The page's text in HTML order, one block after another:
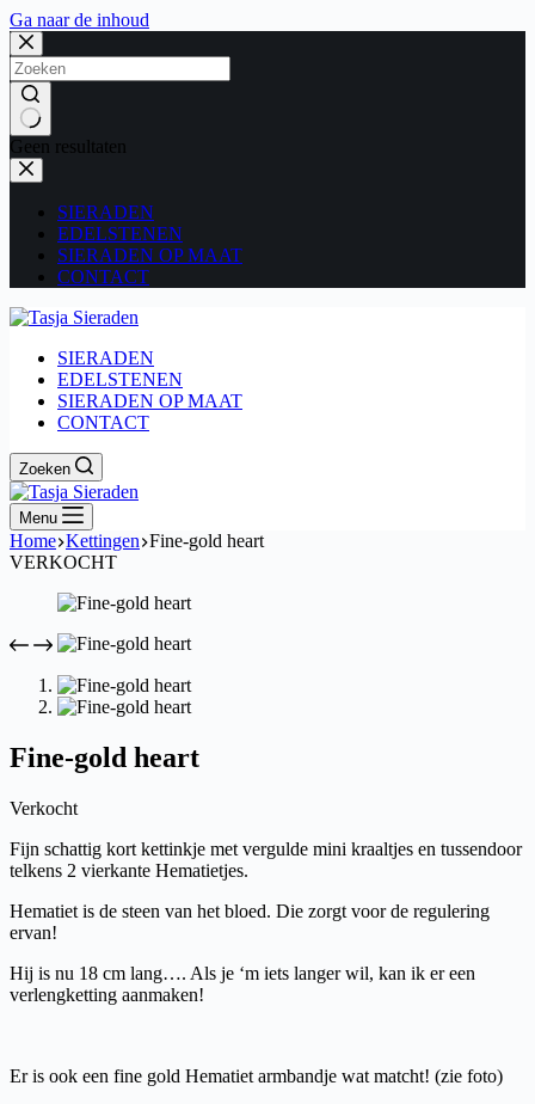
Ga naar de inhoud
Geen resultaten
SIERADEN
EDELSTENEN
SIERADEN OP MAAT
CONTACT
SIERADEN
EDELSTENEN
SIERADEN OP MAAT
CONTACT
Zoeken
Menu
Home Kettingen Fine-gold heart
VERKOCHT
Fine-gold heart
Verkocht
Fijn schattig kort kettinkje met vergulde mini kraaltjes en tussendoor
telkens 2 vierkante Hematietjes.
Hematiet is de steen van het bloed. Die zorgt voor de regulering
ervan!
Hij is nu 18 cm lang…. Als je ‘m iets langer wil, kan ik er een
verlengketting aanmaken!
Er is ook een fine gold Hematiet armbandje wat matcht! (zie foto)